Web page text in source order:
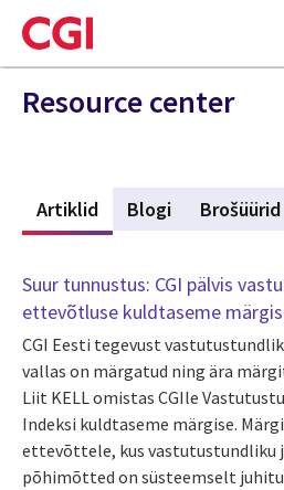
Skip
to
main
content
Resource center
Artiklid (active tab)
Blogi Brošüürid
Suur tunnustus: CGI pälvis
ettevõtluse kuldtaseme
CGI Eesti tegevust
vallas on märgatud ning ära
Liit KELL omistas CGIle
Indeksi kuldtaseme märgise.
ettevõttele, kus vastutustundliku
põhimõtted on süsteemselt